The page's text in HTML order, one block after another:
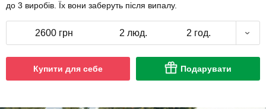
до 3 виробів. Їх вони заберуть після випалу.
2600 грн 2 люд. 2 год.
Купити для себе Подарувати